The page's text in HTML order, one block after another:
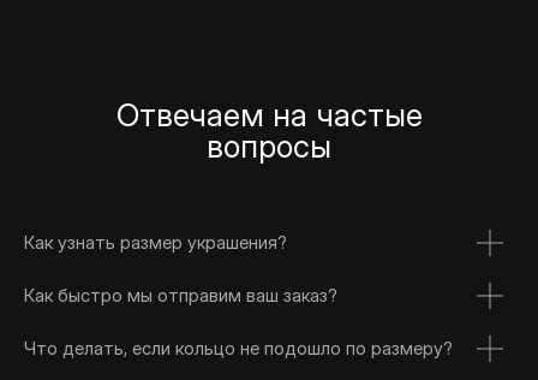
Отвечаем на частые
вопросы
Как узнать размер украшения?
Как быстро мы отправим ваш заказ?
Что делать, если кольцо не подошло по размеру?